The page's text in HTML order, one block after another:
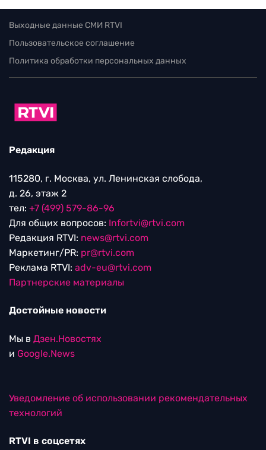
Выходные данные СМИ RTVI
Пользовательское соглашение
Политика обработки персональных данных
Редакция
115280, г. Москва, ул. Ленинская слобода,
д. 26, этаж 2
тел: +7 (499) 579-86-96
Для общих вопросов: Infortvi@rtvi.com
Редакция RTVI: news@rtvi.com
Маркетинг/PR: pr@rtvi.com
Реклама RTVI: adv-eu@rtvi.com
Партнерские материалы
Достойные новости
Мы в Дзен.Новостях
и Google.News
Уведомление об использовании рекомендательных
технологий
RTVI в соцсетях